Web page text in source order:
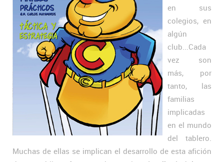
en sus
colegios, en
algún
club...Cada
vez son
más, por
tanto, las
familias
implicadas
en el mundo
del tablero.
Muchas de ellas se implican el desarrollo de esta afición